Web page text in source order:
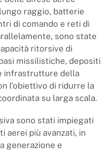
raggio, batterie
di comando e reti di
sono state
ritorsive di
missilistiche, depositi
infrastrutture della
l’obiettivo di ridurre la
su larga scala.
sono stati impiegati
aerei più avanzati, in
generazione e